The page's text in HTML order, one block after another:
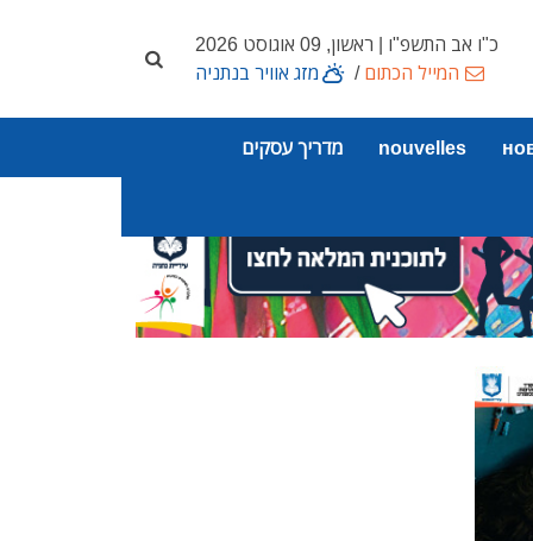
כ"ו אב התשפ"ו | ראשון, 09 אוגוסט 2026
המייל הכתום/ מזג אוויר בנתניה
nouvelles מדריך עסקים